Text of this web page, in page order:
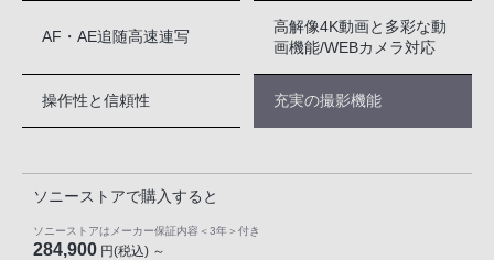
AF・AE追随高速連写
高解像4K動画と多彩な動
画機能/WEBカメラ対応
操作性と信頼性 充実の撮影機能
ソニーストアで購入すると
ソニーストアはメーカー保証内容 ＜3年＞ 付き
284,900 円(税込) ～